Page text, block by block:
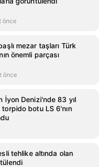
önce
mezar taşları Türk
önemli parçası
önce
İyon Denizi'nde 83 yıl
botu LS 6'nın
tehlike altında olan